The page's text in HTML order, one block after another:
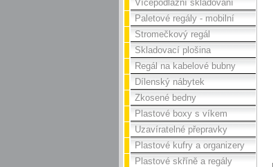
Vícepodlažní skladování
Paletové regály - mobilní
Stromečkový regál
Skladovací plošina
Regál na kabelové bubny
Dílenský nábytek
Zkosené bedny
Plastové boxy s víkem
Uzavíratelné přepravky
Plastové kufry a organizery
Plastové skříně a regály